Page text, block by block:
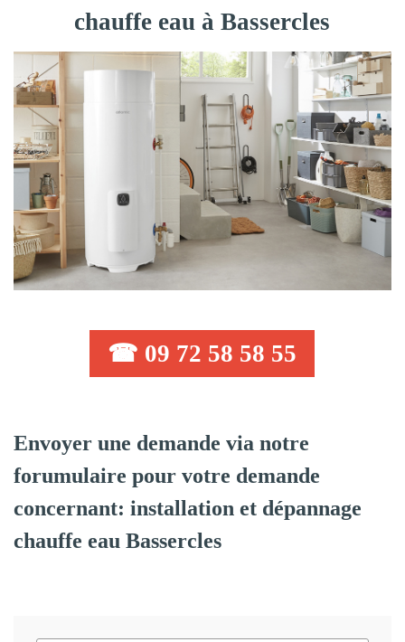
chauffe eau à Bassercles
☎ 09 72 58 58 55
Envoyer une demande via notre
forumulaire pour votre demande
concernant: installation et dépannage
chauffe eau Bassercles